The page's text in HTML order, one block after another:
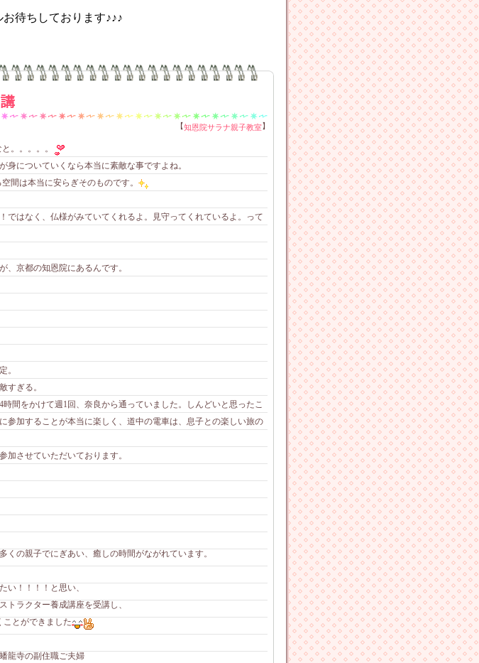
ております♪♪♪
【知恩院サラナ親子教室】
。。。。。
身についていくなら本当に素敵な事ですよね。
間は本当に安らぎそのものです。
ではなく、仏様がみていてくれるよ。見守ってくれているよ。って
、京都の知恩院にあるんです。
。
すぎる。
間をかけて週1回、奈良から通っていました。しんどいと思ったこ
参加することが本当に楽しく、道中の電車は、息子との楽しい旅の
加させていただいております。
くの親子でにぎあい、癒しの時間がながれています。
い！！！！と思い、
トラクター養成講座を受講し、
ことができました
龍寺の副住職ご夫婦